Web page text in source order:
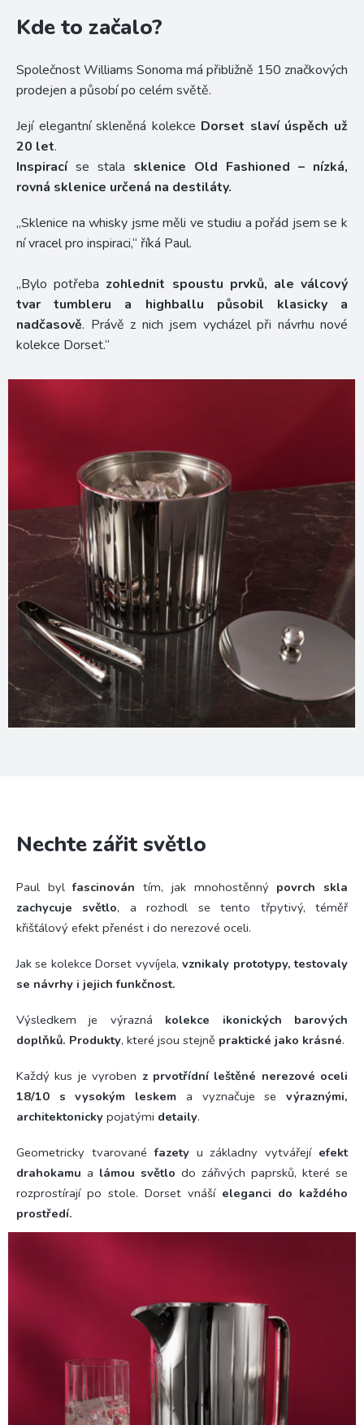
Kde to začalo?
Společnost Williams Sonoma má přibližně 150 značkových
prodejen a působí po celém světě.
Její elegantní skleněná kolekce Dorset slaví úspěch už
20 let.
Inspirací se stala sklenice Old Fashioned – nízká,
rovná sklenice určená na destiláty.
„Sklenice na whisky jsme měli ve studiu a pořád jsem se k
ní vracel pro inspiraci,“ říká Paul.
„Bylo potřeba zohlednit spoustu prvků, ale válcový
tvar tumbleru a highballu působil klasicky a
nadčasově. Právě z nich jsem vycházel při návrhu nové
kolekce Dorset.“
Nechte zářit světlo
Paul bylfascinován tím, jak mnohostěnný povrch skla
zachycuje světlo, a rozhodl se tento třpytivý, téměř
křišťálový efekt přenést i do nerezové oceli.
Jak se kolekce Dorset vyvíjela,vznikaly prototypy, testovaly
se návrhy i jejich funkčnost.
Výsledkem je výrazná kolekce ikonických barových
doplňků. Produkty, které jsou stejně praktické jako krásné.
Každý kus je vyroben z prvotřídní leštěné nerezové oceli
18/10 s vysokým leskem a vyznačuje sevýraznými,
architektonicky pojatými detaily.
Geometricky tvarovanéfazetyu základny vytvářejí efekt
drahokamu a lámou světlo do zářivých paprsků, které se
rozprostírají po stole. Dorset vnáší eleganci do každého
prostředí.